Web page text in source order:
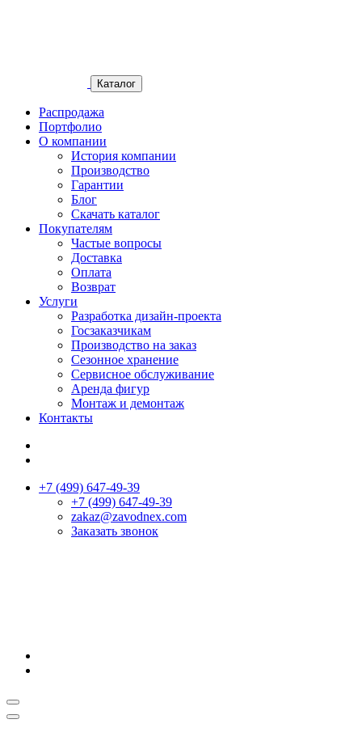
Каталог
Распродажа
Портфолио
О компании
История компании
Производство
Гарантии
Блог
Скачать каталог
Покупателям
Частые вопросы
Доставка
Оплата
Возврат
Услуги
Разработка дизайн-проекта
Госзаказчикам
Производство на заказ
Сезонное хранение
Сервисное обслуживание
Аренда фигур
Монтаж и демонтаж
Контакты
+7 (499) 647-49-39
+7 (499) 647-49-39
zakaz@zavodnex.сom
Заказать звонок